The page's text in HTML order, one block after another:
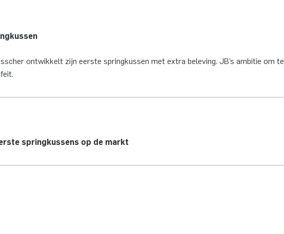
ontwikkelt zijn eerste springkussen met extra beleving. JB’s ambitie om te
springkussens op de markt